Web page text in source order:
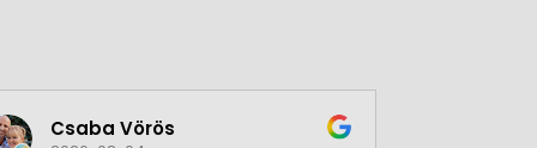
Csaba Vörös